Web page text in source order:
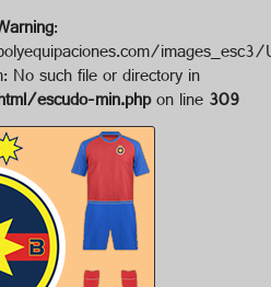
:
No such file or directory in
escudo-min.phpon line309